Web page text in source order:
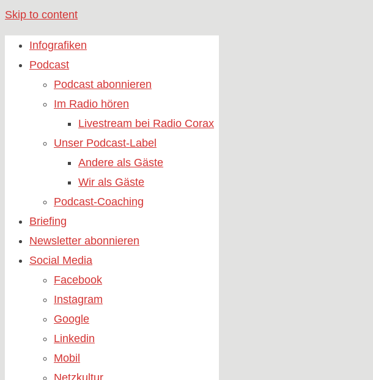
Skip to content
Infografiken
Podcast
Podcast abonnieren
Im Radio hören
Livestream bei Radio Corax
Unser Podcast-Label
Andere als Gäste
Wir als Gäste
Podcast-Coaching
Briefing
Newsletter abonnieren
Social Media
Facebook
Instagram
Google
Linkedin
Mobil
Netzkultur